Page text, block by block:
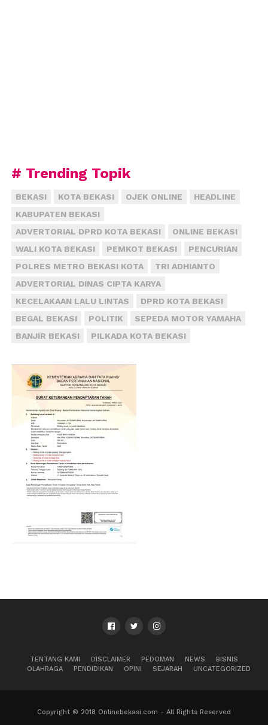
# Trending Topik
BEKASI KOTA BEKASI OJEK ONLINE
HEADLINE
KABUPATEN BEKASI
ADVERTORIAL DPRD KOTA BEKASI
ONLINE BEKASI
WALI KOTA BEKASI
PEMKOT BEKASI
PENCURIAN
POLRES METRO BEKASI KOTA
TRI ADHIANTO
ADVERTORIAL DINAS CIPTA KARYA
KECELAKAAN LALU LINTAS
DPRD KOTA BEKASI
BEGAL BEKASI
POLITIK
SEPEDA MOTOR YAMAHA
BANJIR BEKASI
PILKADA KOTA BEKASI
TENTANG KAMI DISCLAIMER PEDOMAN NEWS
BISNIS
OLAHRAGA
PENDIDIKAN OPINI SEJARAH UNCATEGORIZED
Copyright © 2018 Onlinebekasi.com - All Rights Reserved